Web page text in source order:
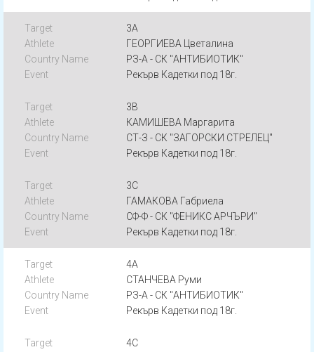
3A
ГЕОРГИЕВА Цветалина
РЗ-А - СК "АНТИБИОТИК"
Рекърв Кадетки под 18г.
3B
КАМИШЕВА Маргарита
СТ-З - СК "ЗАГОРСКИ СТРЕЛЕЦ"
Рекърв Кадетки под 18г.
3C
ГАМАКОВА Габриела
СФ-Ф - СК "ФЕНИКС АРЧЪРИ"
Рекърв Кадетки под 18г.
4A
СТАНЧЕВА Руми
РЗ-А - СК "АНТИБИОТИК"
Рекърв Кадетки под 18г.
4C